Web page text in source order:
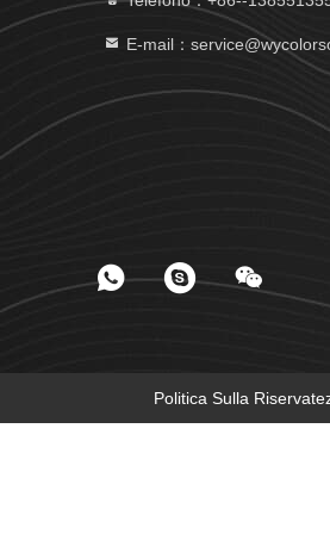
E-mail：
Politica Sulla